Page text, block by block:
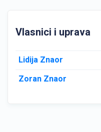
Vlasnici i uprava
Lidija Znaor
Zoran Znaor